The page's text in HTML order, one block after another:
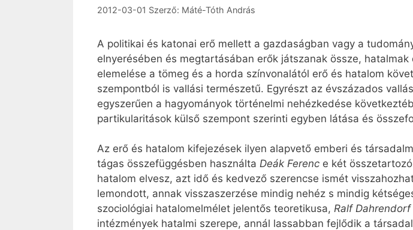
2012-03-01 Szerző: Máté-Tóth András
A politikai és katonai erő mellett a gazdaságban vagy a
elnyerésében és megtartásában erők játszanak össze,
elemelése a tömeg és a horda színvonalától erő és hatalom
szempontból is vallási természetű. Egyrészt az évszázados
egyszerűen a hagyományok történelmi nehézkedése
partikularitások külső szempont szerinti egyben látása és
Az erő és hatalom kifejezések ilyen alapvető emberi és
tágas összefüggésben használta Deák Ferenc e két
hatalom elvesz, azt idő és kedvező szerencse ismét
lemondott, annak visszaszerzése mindig nehéz s mindig
szociológiai hatalomelmélet jelentős teoretikusa, Ralf Dahrendorf
intézmények hatalmi szerepe, annál lassabban fejlődik a